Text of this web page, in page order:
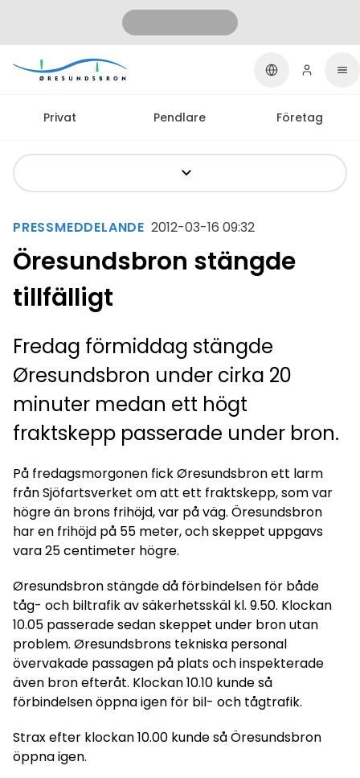
Privat Pendlare Företag
PRESSMEDDELANDE 2012-03-16 09:32
Öresundsbron stängde
tillfälligt
Fredag förmiddag stängde
Øresundsbron under cirka 20
minuter medan ett högt
fraktskepp passerade under bron.
På fredagsmorgonen fick Øresundsbron ett larm
från Sjöfartsverket om att ett fraktskepp, som var
högre än brons frihöjd, var på väg. Öresundsbron
har en frihöjd på 55 meter, och skeppet uppgavs
vara 25 centimeter högre.
Øresundsbron stängde då förbindelsen för både
tåg- och biltrafik av säkerhetsskäl kl. 9.50. Klockan
10.05 passerade sedan skeppet under bron utan
problem. Øresundsbrons tekniska personal
övervakade passagen på plats och inspekterade
även bron efteråt. Klockan 10.10 kunde så
förbindelsen öppna igen för bil- och tågtrafik.
Strax efter klockan 10.00 kunde så Öresundsbron
öppna igen.